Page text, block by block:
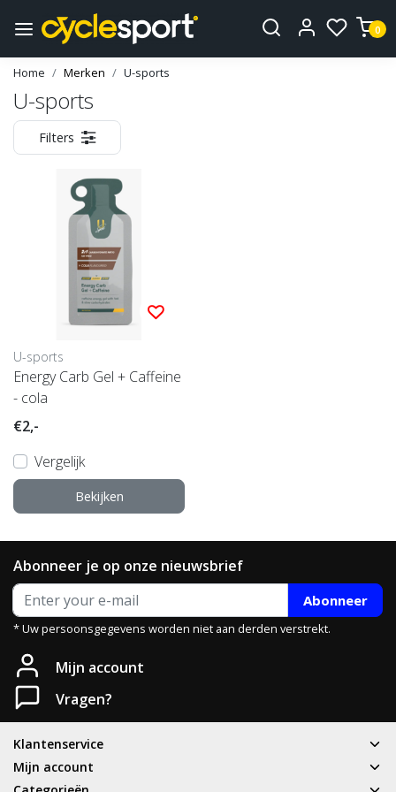
0
Home Merken U-sports
U-sports
Filters
U-sports
Energy Carb Gel + Caffeine
- cola
€2,-
Vergelijk
Bekijken
Abonneer je op onze nieuwsbrief
Abonneer
* Uw persoonsgegevens worden niet aan derden verstrekt.
Mijn account
Vragen?
Klantenservice
Mijn account